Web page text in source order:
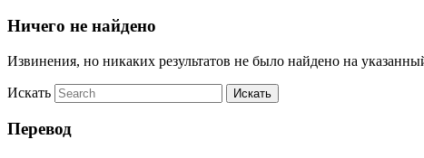
Ничего не найдено
Извинения, но никаких результатов не было найдено на
Искать
Перевод